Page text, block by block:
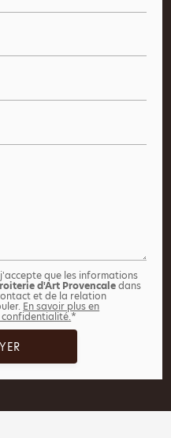
que les informations
d'Art Provencaledans
et de la relation
En savoir plus en
*